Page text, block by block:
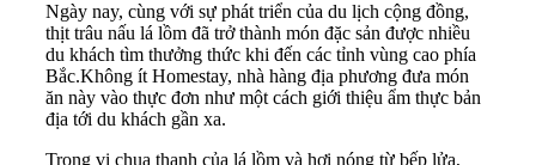
Ngày nay, cùng với sự phát triển của du lịch cộng đồng,
thịt trâu nấu lá lồm đã trở thành món đặc sản được nhiều
du khách tìm thưởng thức khi đến các tỉnh vùng cao phía
Bắc.Không ít Homestay, nhà hàng địa phương đưa món
ăn này vào thực đơn như một cách giới thiệu ẩm thực bản
địa tới du khách gần xa.
Trong vị chua thanh của lá lồm và hơi nóng từ bếp lửa,